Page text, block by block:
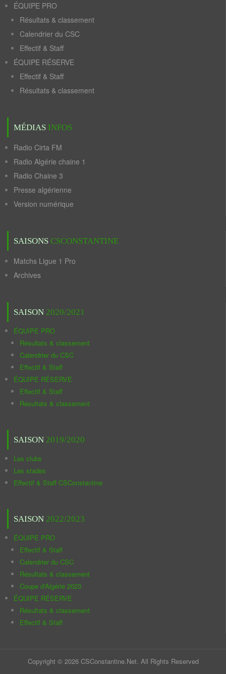
ÉQUIPE PRO
Résultats & classement
Calendrier du CSC
Effectif & Staff
ÉQUIPE RÉSERVE
Effectif & Staff
Résultats & classement
MÉDIAS INFOS
Radio Cirta FM
Radio Algérie chaine 1
Radio Chaine 3
Presse algérienne
Version numérique
SAISONS CSCONSTANTINE
Matchs Ligue 1 Pro
Archives
SAISON 2020/2021
ÉQUIPE PRO
Résultats & classement
Calendrier du CSC
Effectif & Staff
ÉQUIPE RÉSERVE
Effectif & Staff
Résultats & classement
SAISON 2019/2020
Les clubs
Les stades
Effectif & Staff CSConstantine
SAISON 2022/2023
ÉQUIPE PRO
Effectif & Staff
Calendrier du CSC
Résultats & classement
Coupe d'Algérie 2023
ÉQUIPE RÉSERVE
Résultats & classement
Effectif & Staff
Copyright © 2026 CSConstantine.Net. All Rights Reserved